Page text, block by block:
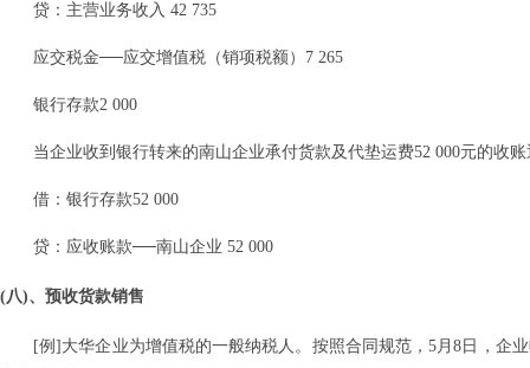
贷：主营业务收入 42 735
应交税金──应交增值税（销项税额）7 265
银行存款2 000
当企业收到银行转来的南山企业承付货款及代垫运费52 000元的收
借：银行存款52 000
贷：应收账款──南山企业 52 000
(八)、预收货款销售
[例]大华企业为增值税的一般纳税人。按照合同规范，5月8日，企